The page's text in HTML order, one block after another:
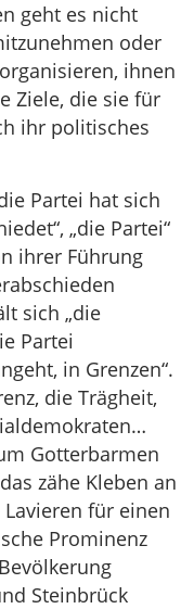
geht es nicht
oder
ihnen
Ziele, die sie für
ihr politisches
Partei hat sich
„die Partei“
ihrer Führung
sich „die
Partei
in Grenzen“.
die Trägheit,
Gotterbarmen
zähe Kleben an
für einen
Prominenz
Steinbrück